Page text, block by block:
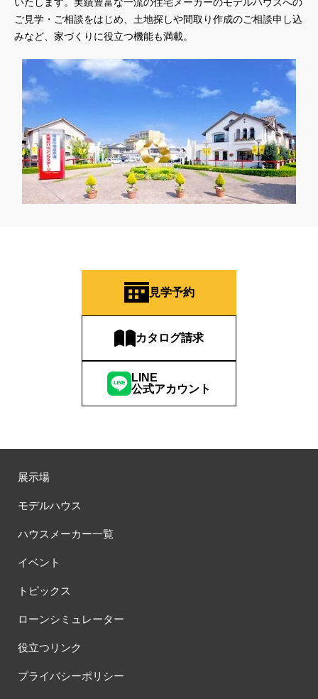
ご見学・ご相談をはじめ、土地探しや間取り作成のご相談申し込
みなど、家づくりに役立つ機能も満載。
見学予約
カタログ請求
LINE
公式アカウント
展示場
モデルハウス
ハウスメーカー一覧
イベント
トピックス
ローンシミュレーター
役立つリンク
プライバシーポリシー